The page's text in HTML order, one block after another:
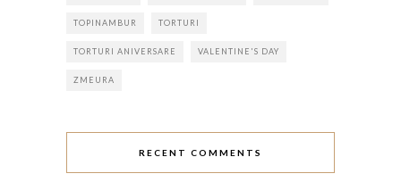
TOPINAMBUR TORTURI
TORTURI ANIVERSARE VALENTINE'S DAY
ZMEURA
RECENT COMMENTS